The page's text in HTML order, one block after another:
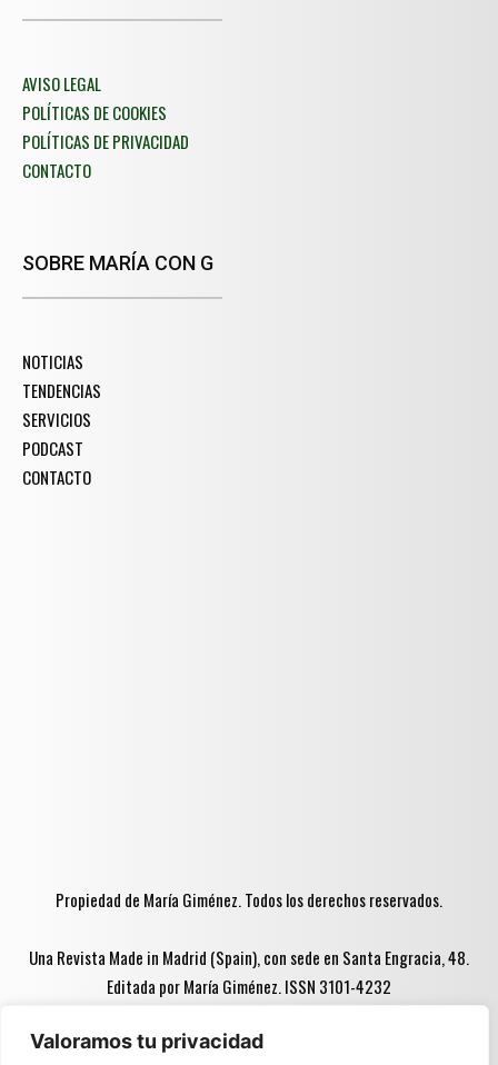
Valoramos tu privacidad
AVISO LEGAL
POLÍTICAS DE COOKIES
POLÍTICAS DE PRIVACIDAD
CONTACTO
SOBRE MARÍA CON G
NOTICIAS
TENDENCIAS
SERVICIOS
PODCAST
CONTACTO
Propiedad de María Giménez. Todos los derechos reservados.
Una Revista Made in Madrid (Spain), con sede en Santa Engracia, 48.
Editada por María Giménez. ISSN 3101-4232
Advertencia ♦♦: